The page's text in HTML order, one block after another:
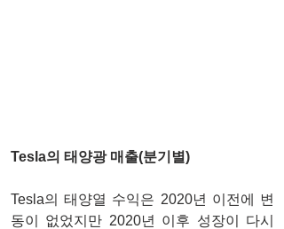
Tesla의 태양광 매출(분기별)
Tesla의 태양열 수익은 2020년 이전에 변
동이 없었지만 2020년 이후 성장이 다시